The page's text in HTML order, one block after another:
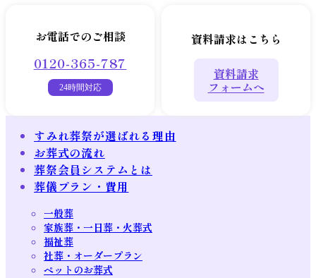
お電話でのご相談
0120-365-787
24時間対応
資料請求はこちら
資料請求
フォームへ
すみれ葬祭が選ばれる理由
お葬式の流れ
葬祭会員システムとは
葬儀プラン・費用
一般葬
家族葬・一日葬・火葬式
福祉葬
社葬・オーダープラン
ペットのお葬式